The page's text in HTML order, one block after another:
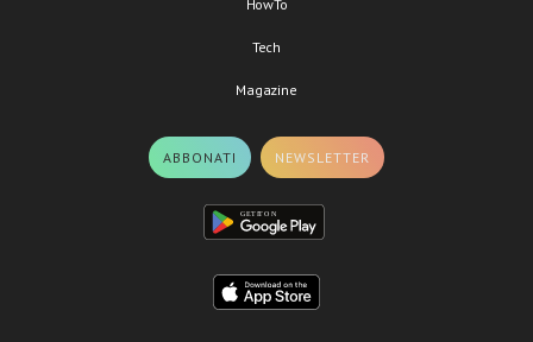
HowTo
Tech
Magazine
ABBONATI NEWSLETTER